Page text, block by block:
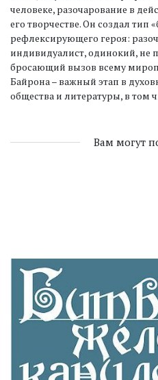
человеке, разочарование в
его творчестве. Он создал тип
рефлексирующего героя:
индивидуалист, одинокий, не
бросающий вызов всему
Байрона – важный этап в
общества и литературы, в том
Вам могут